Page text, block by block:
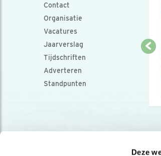
Deze
Contact
Organisatie
Vacatures
Jaarverslag
Tijdschriften
Adverteren
Standpunten